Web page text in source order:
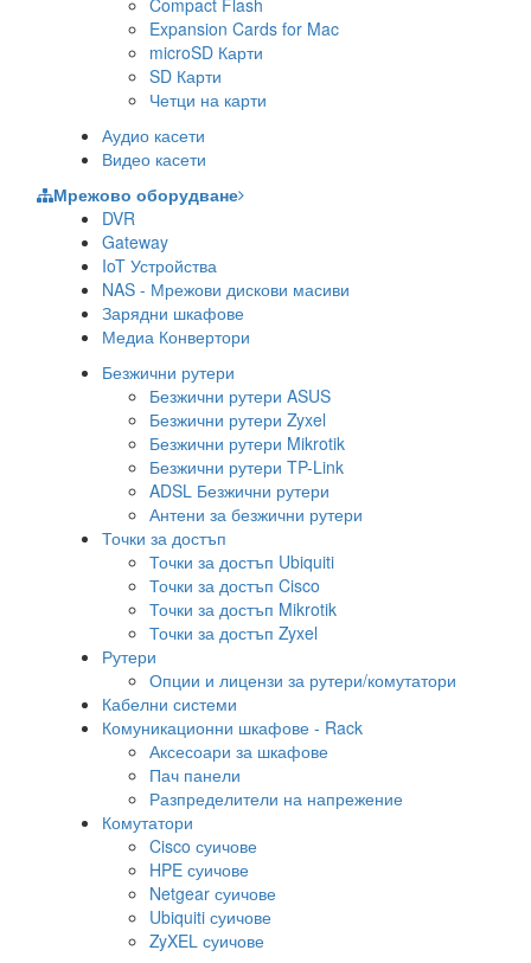
Compact Flash
Expansion Cards for Mac
microSD Карти
SD Карти
Четци на карти
Аудио касети
Видео касети
Мрежово оборудване
DVR
Gateway
IoT Устройства
NAS - Мрежови дискови масиви
Зарядни шкафове
Медиа Конвертори
Безжични рутери
Безжични рутери ASUS
Безжични рутери Zyxel
Безжични рутери Mikrotik
Безжични рутери TP-Link
ADSL Безжични рутери
Антени за безжични рутери
Точки за достъп
Точки за достъп Ubiquiti
Точки за достъп Cisco
Точки за достъп Mikrotik
Точки за достъп Zyxel
Рутери
Опции и лицензи за рутери/комутатори
Кабелни системи
Комуникационни шкафове - Rack
Аксесоари за шкафове
Пач панели
Разпределители на напрежение
Комутатори
Cisco суичове
HPE суичове
Netgear суичове
Ubiquiti суичове
ZyXEL суичове